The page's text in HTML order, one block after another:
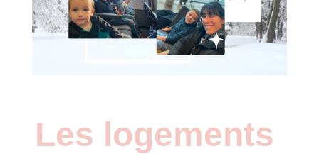
Les logements